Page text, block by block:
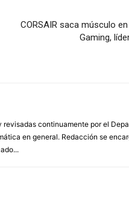
CORSAIR saca músculo
Gaming,
continuamente por el
en general. Redacción se